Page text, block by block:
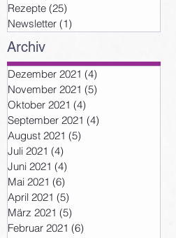
Rezepte (25)
Newsletter (1)
Archiv
Dezember 2021 (4)
November 2021 (5)
Oktober 2021 (4)
September 2021 (4)
August 2021 (5)
Juli 2021 (4)
Juni 2021 (4)
Mai 2021 (6)
April 2021 (5)
März 2021 (5)
Februar 2021 (6)